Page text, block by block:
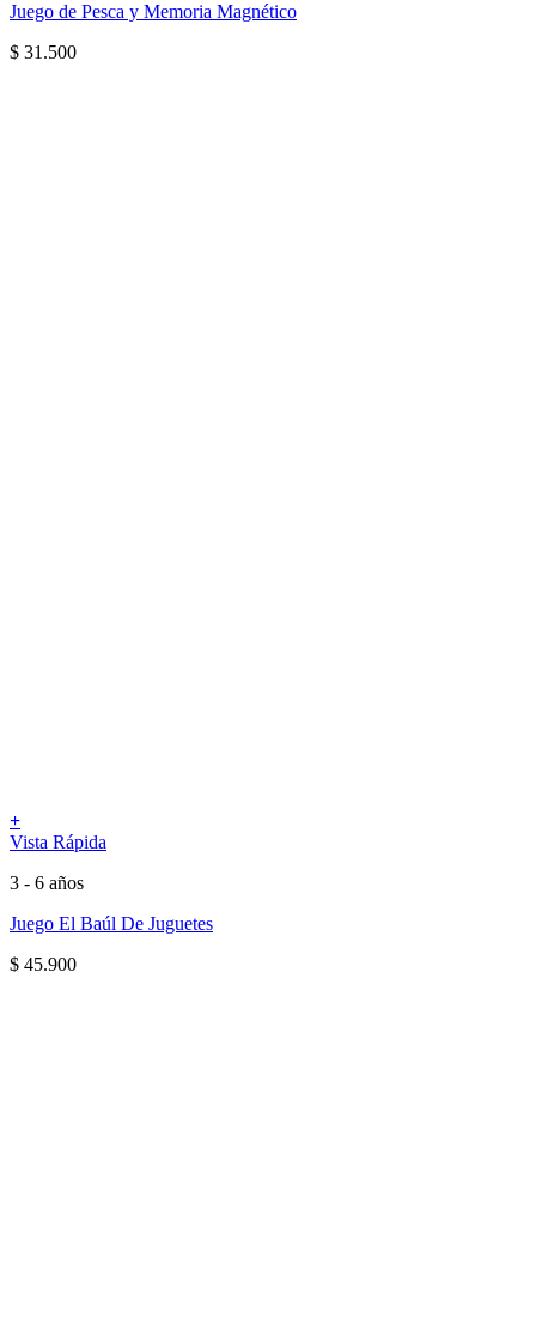
Juego de Pesca y Memoria Magnético
$ 31.500
+
Vista Rápida
3 - 6 años
Juego El Baúl De Juguetes
$ 45.900